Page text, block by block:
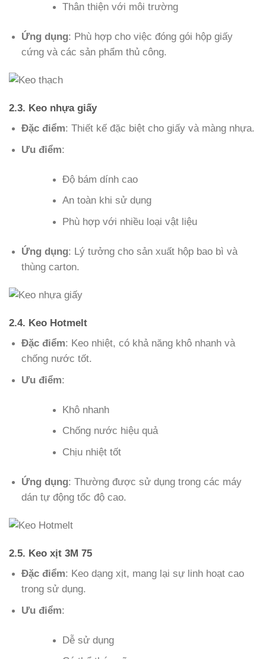
Thân thiện với môi trường
Ứng dụng: Phù hợp cho việc đóng gói hộp giấy
cứng và các sản phẩm thủ công.
2.3. Keo nhựa giấy
Đặc điểm: Thiết kế đặc biệt cho giấy và màng nhựa.
Ưu điểm:
Độ bám dính cao
An toàn khi sử dụng
Phù hợp với nhiều loại vật liệu
Ứng dụng: Lý tưởng cho sản xuất hộp bao bì và
thùng carton.
2.4. Keo Hotmelt
Đặc điểm: Keo nhiệt, có khả năng khô nhanh và
chống nước tốt.
Ưu điểm:
Khô nhanh
Chống nước hiệu quả
Chịu nhiệt tốt
Ứng dụng: Thường được sử dụng trong các máy
dán tự động tốc độ cao.
2.5. Keo xịt 3M 75
Đặc điểm: Keo dạng xịt, mang lại sự linh hoạt cao
trong sử dụng.
Ưu điểm:
Dễ sử dụng